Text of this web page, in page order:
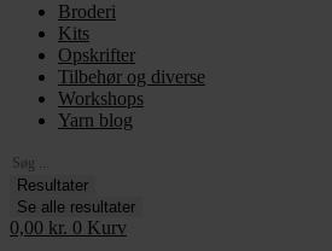
Broderi
Kits
Opskrifter
Tilbehør og diverse
Workshops
Yarn blog
Search
...Resultater
Se alle resultater
0,00 kr. 0 Kurv